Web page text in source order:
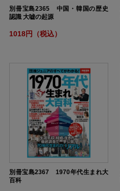
別冊宝島2365 中国・韓国の歴史
認識 大嘘の起源
1018円（税込）
別冊宝島2367 1970年代生まれ大
百科